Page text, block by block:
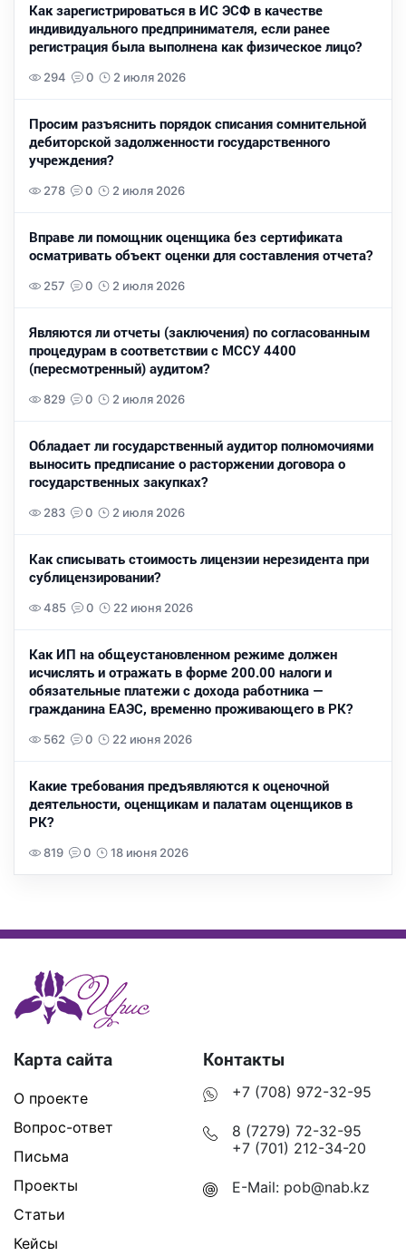
Как зарегистрироваться в ИС ЭСФ в качестве
индивидуального предпринимателя, если ранее
регистрация была выполнена как физическое лицо?
294 0 2 июля 2026
Просим разъяснить порядок списания сомнительной
дебиторской задолженности государственного
учреждения?
278 0 2 июля 2026
Вправе ли помощник оценщика без сертификата
осматривать объект оценки для составления отчета?
257 0 2 июля 2026
Являются ли отчеты (заключения) по согласованным
процедурам в соответствии с МССУ 4400
(пересмотренный) аудитом?
829 0 2 июля 2026
Обладает ли государственный аудитор полномочиями
выносить предписание о расторжении договора о
государственных закупках?
283 0 2 июля 2026
Как списывать стоимость лицензии нерезидента при
сублицензировании?
485 0 22 июня 2026
Как ИП на общеустановленном режиме должен
исчислять и отражать в форме 200.00 налоги и
обязательные платежи с дохода работника —
гражданина ЕАЭС, временно проживающего в РК?
562 0 22 июня 2026
Какие требования предъявляются к оценочной
деятельности, оценщикам и палатам оценщиков в
РК?
819 0 18 июня 2026
Карта сайта
О проекте
Вопрос-ответ
Письма
Проекты
Статьи
Кейсы
Контакты
+7 (708) 972-32-95
8 (7279) 72-32-95
+7 (701) 212-34-20
E-Mail: pob@nab.kz